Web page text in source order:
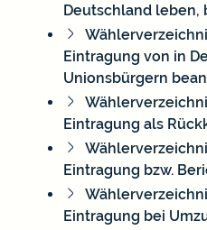
Deutschland leben,
Eintragung von in
Unionsbürgern
Eintragung als
Eintragung bzw.
Eintragung bei